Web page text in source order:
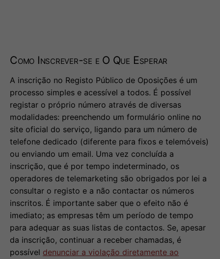
Como Inscrever-se e O Que Esperar
A inscrição no Registo Público de Oposições é um
processo simples e acessível a todos. É possível
registar o próprio número através de diversas
modalidades: preenchendo um formulário online no
site oficial do serviço, ligando para um número de
telefone dedicado (diferente para fixos e telemóveis)
ou enviando um email. Uma vez concluída a
inscrição, que é por tempo indeterminado, os
operadores de telemarketing são obrigados por lei a
consultar o registo e a não contactar os números
inscritos. É importante saber que o efeito não é
imediato; as empresas têm um período de tempo
para adequar as suas listas de contactos. Se, apesar
da inscrição, continuar a receber chamadas, é
possível denunciar a violação diretamente ao